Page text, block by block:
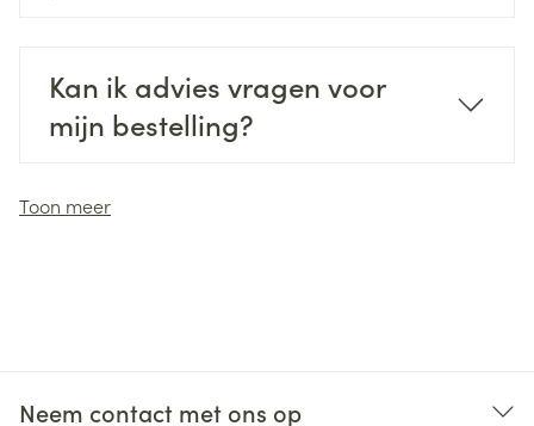
Kan ik advies vragen voor
mijn bestelling?
Toon meer
Neem contact met ons op